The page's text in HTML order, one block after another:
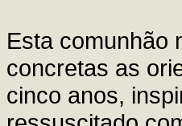
Esta comunhão
concretas as
cinco anos,